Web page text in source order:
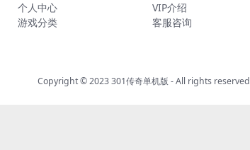
个人中心
游戏分类
VIP介绍
客服咨询
Copyright © 2023301传奇单机版 - All rights reserved